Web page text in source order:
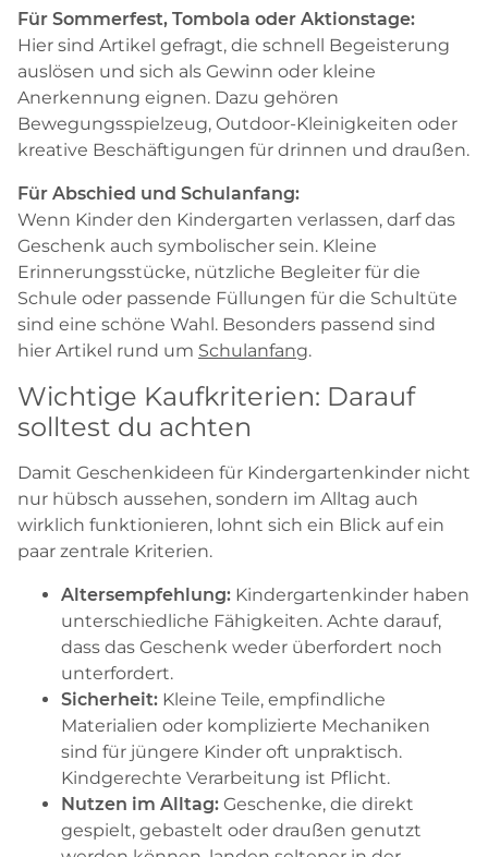
Für Sommerfest, Tombola oder Aktionstage:
Hier sind Artikel gefragt, die schnell Begeisterung
auslösen und sich als Gewinn oder kleine
Anerkennung eignen. Dazu gehören
Bewegungsspielzeug, Outdoor-Kleinigkeiten oder
kreative Beschäftigungen für drinnen und draußen.
Für Abschied und Schulanfang:
Wenn Kinder den Kindergarten verlassen, darf das
Geschenk auch symbolischer sein. Kleine
Erinnerungsstücke, nützliche Begleiter für die
Schule oder passende Füllungen für die Schultüte
sind eine schöne Wahl. Besonders passend sind
hier Artikel rund um Schulanfang.
Wichtige Kaufkriterien: Darauf
solltest du achten
Damit Geschenkideen für Kindergartenkinder nicht
nur hübsch aussehen, sondern im Alltag auch
wirklich funktionieren, lohnt sich ein Blick auf ein
paar zentrale Kriterien.
Altersempfehlung: Kindergartenkinder haben
unterschiedliche Fähigkeiten. Achte darauf,
dass das Geschenk weder überfordert noch
unterfordert.
Sicherheit: Kleine Teile, empfindliche
Materialien oder komplizierte Mechaniken
sind für jüngere Kinder oft unpraktisch.
Kindgerechte Verarbeitung ist Pflicht.
Nutzen im Alltag: Geschenke, die direkt
gespielt, gebastelt oder draußen genutzt